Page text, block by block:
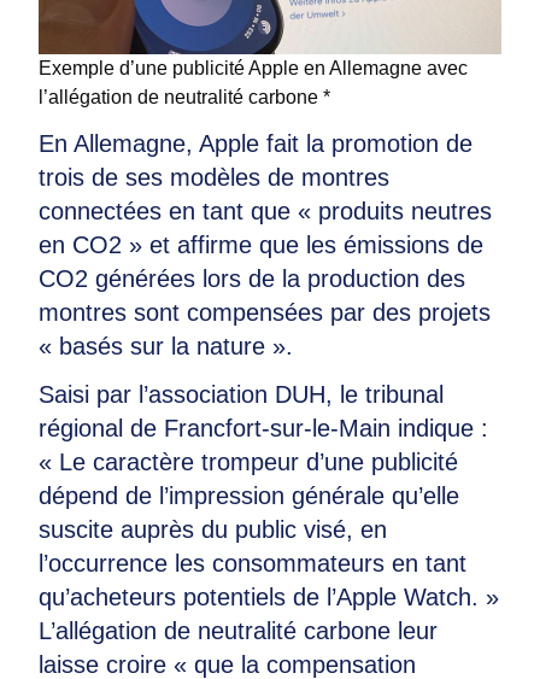
Exemple d’une publicité Apple en Allemagne avec
l’allégation de neutralité carbone *
En Allemagne, Apple fait la promotion de
trois de ses modèles de montres
connectées en tant que « produits neutres
en CO2 » et affirme que les émissions de
CO2 générées lors de la production des
montres sont compensées par des projets
« basés sur la nature ».
Saisi par l’association DUH, le tribunal
régional de Francfort-sur-le-Main indique :
« Le caractère trompeur d’une publicité
dépend de l’impression générale qu’elle
suscite auprès du public visé, en
l’occurrence les consommateurs en tant
qu’acheteurs potentiels de l’Apple Watch. »
L’allégation de neutralité carbone leur
laisse croire « que la compensation